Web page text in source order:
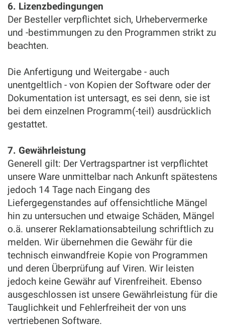
6. Lizenzbedingungen
Der Besteller verpflichtet sich, Urhebervermerke
und -bestimmungen zu den Programmen strikt zu
beachten.
Die Anfertigung und Weitergabe - auch
unentgeltlich - von Kopien der Software oder der
Dokumentation ist untersagt, es sei denn, sie ist
bei dem einzelnen Programm(-teil) ausdrücklich
gestattet.
7. Gewährleistung
Generell gilt: Der Vertragspartner ist verpflichtet
unsere Ware unmittelbar nach Ankunft spätestens
jedoch 14 Tage nach Eingang des
Liefergegenstandes auf offensichtliche Mängel
hin zu untersuchen und etwaige Schäden, Mängel
o.ä. unserer Reklamationsabteilung schriftlich zu
melden. Wir übernehmen die Gewähr für die
technisch einwandfreie Kopie von Programmen
und deren Überprüfung auf Viren. Wir leisten
jedoch keine Gewähr auf Virenfreiheit. Ebenso
ausgeschlossen ist unsere Gewährleistung für die
Tauglichkeit und Fehlerfreiheit der von uns
vertriebenen Software.